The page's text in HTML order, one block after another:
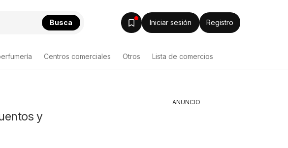
Busca Iniciar sesión Registro
Centros comerciales Otros Lista de comercios
y
ANUNCIO